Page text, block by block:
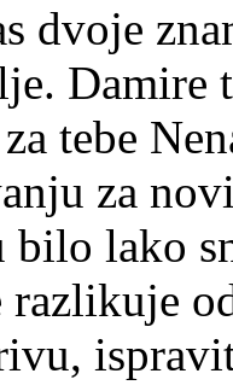
dvoje
Damire
tebe
za
lako
razlikuje